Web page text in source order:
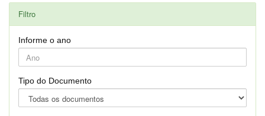
Filtro
Informe o ano
Tipo do Documento